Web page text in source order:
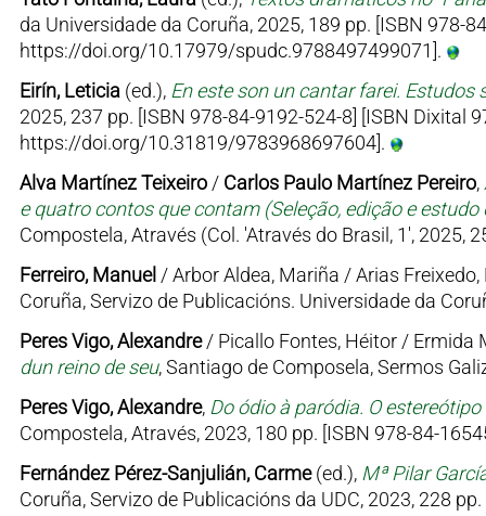
da Universidade da Coruña, 2025, 189 pp. [ISBN 978-
https://doi.org/10.17979/spudc.9788497499071].
Eirín, Leticia (ed.), En este son un cantar farei.
2025, 237 pp. [ISBN 978-84-9192-524-8] [ISBN Dixital
https://doi.org/10.31819/9783968697604].
Alva Martínez Teixeiro/ Carlos Paulo Martínez Pereiro,
e quatro contos que contam (Seleção, edição e
Compostela, Através (Col. 'Através do Brasil, 1', 2025,
Ferreiro, Manuel / Arbor Aldea, Mariña / Arias
Coruña, Servizo de Publicacións. Universidade da
Peres Vigo, Alexandre/ Picallo Fontes, Héitor / Ermida
dun reino de seu, Santiago de Composela, Sermos
Peres Vigo, Alexandre, Do ódio à paródia. O
Compostela, Através, 2023, 180 pp. [ISBN 978-84-
Fernández Pérez-Sanjulián, Carme(ed.), Mª Pilar
Coruña, Servizo de Publicacións da UDC, 2023, 228